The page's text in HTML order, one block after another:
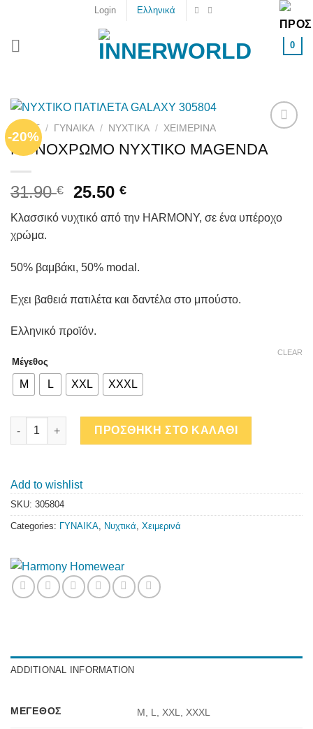
content
Login Ελληνικά
0
-20%
wishlist
HOME / ΓΥΝΑΙΚΑ / ΝΥΧΤΙΚΆ / ΧΕΙΜΕΡΙΝΆ
ΜΟΝΟΧΡΩΜΟ ΝΥΧΤΙΚΟ MAGENDA
31.90€ 25.50€
Κλασσικό νυχτικό από την HARMONY, σε ένα υπέροχο
χρώμα.
50% βαμβάκι, 50% modal.
Εχει βαθειά πατιλέτα και δαντέλα στο μπούστο.
Ελληνικό προϊόν.
Μέγεθος
M L XXL XXXL
CLEAR
ΜΟΝΟΧΡΩΜΟ ΝΥΧΤΙΚΟ MAGENDA quantity
ΠΡΟΣΘΗΚΗ ΣΤΟ ΚΑΛΑΘΙ
Add to wishlist
SKU: 305804
Categories: ΓΥΝΑΙΚΑ, Νυχτικά, Χειμερινά
ADDITIONAL INFORMATION
ΜΈΓΕΘΟΣ M, L, XXL, XXXL